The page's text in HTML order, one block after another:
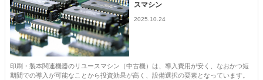
特集・デジタル印刷 ～ 新成長軌道を描く
案内
発刊案内
JFPI印刷用語集
運営
スマシン
2025.10.24
印刷・製本関連機器のリユースマシン（中古機）は、導入費用が安く、なおかつ短
期間での導入が可能なことから投資効果が高く、設備選択の要素となっています。